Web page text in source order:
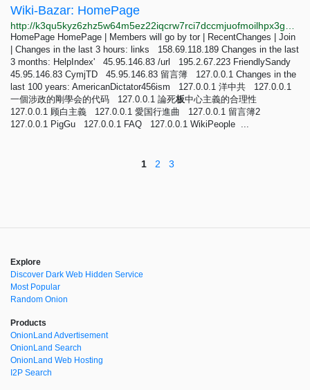
Wiki-Bazar: HomePage
HomePage HomePage | Members will go by tor | RecentChanges | Join
| Changes in the last 3 hours: links 158.69.118.189 Changes in the last
3 months: HelpIndex' 45.95.146.83 /url 195.2.67.223 FriendlySandy
45.95.146.83 CymjTD 45.95.146.83 留言簿 127.0.0.1 Changes in the
last 100 years: AmericanDictator456ism 127.0.0.1 洋中共 127.0.0.1
一個涉政的剛學会的代码 127.0.0.1 論死板中心主義的合理性
127.0.0.1 顾白主義 127.0.0.1 愛国行進曲 127.0.0.1 留言簿2
127.0.0.1 PigGu 127.0.0.1 FAQ 127.0.0.1 WikiPeople ...
1 2 3
Explore
Discover Dark Web Hidden Service
Most Popular
Random Onion
Products
OnionLand Advertisement
OnionLand Search
OnionLand Web Hosting
I2P Search